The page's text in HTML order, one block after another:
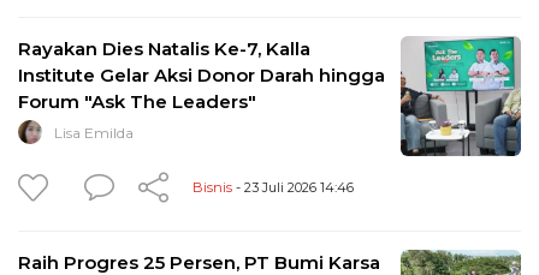
Rayakan Dies Natalis Ke-7, Kalla
Institute Gelar Aksi Donor Darah hingga
Forum "Ask The Leaders"
Lisa Emilda
Bisnis - 23 Juli 2026 14:46
Raih Progres 25 Persen, PT Bumi Karsa